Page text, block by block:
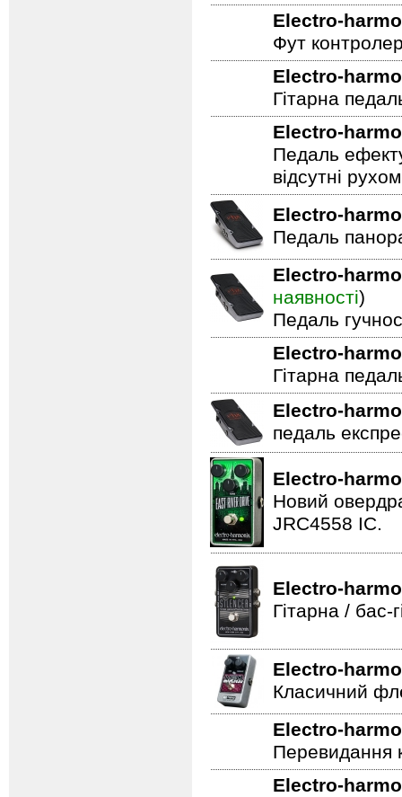
Electro-
Фут
Electro-
Гітарна
Electro-
Педаль
відсутні
Electro-
Педаль
Electro-
наявності)
Педаль
Electro-
Гітарна
Electro-
педаль
Electro-
Новий
JRC4558 IC.
Electro-
Гітарна /
Electro-
Класичний
Electro-
Перевидання
Electro-